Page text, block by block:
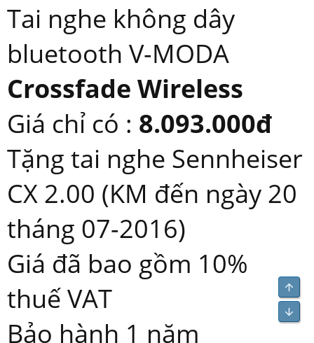
Tai nghe không dây
bluetooth V-MODA
Crossfade Wireless
Giá chỉ có : 8.093.000đ
Tặng tai nghe Sennheiser
CX 2.00 (KM đến ngày 20
tháng 07-2016)
Giá đã bao gồm 10%
thuế VAT
Bảo hành 1 năm